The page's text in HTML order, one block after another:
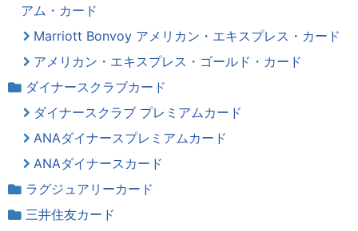
アム・カード
Marriott Bonvoy アメリカン・エキスプレス・カード
アメリカン・エキスプレス・ゴールド・カード
ダイナースクラブカード
ダイナースクラブ プレミアムカード
ANAダイナースプレミアムカード
ANAダイナースカード
ラグジュアリーカード
三井住友カード